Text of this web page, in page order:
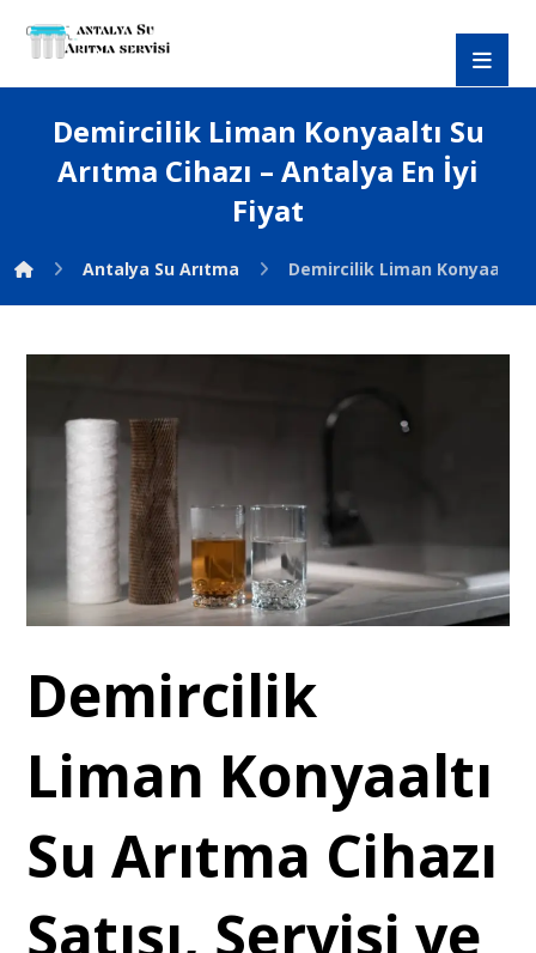
Demircilik Liman Konyaaltı Su
Arıtma Cihazı – Antalya En İyi
Fiyat
Antalya Su Arıtma Demircilik Liman Konyaaltı
Demircilik
Liman Konyaaltı
Su Arıtma Cihazı
Satışı, Servisi ve